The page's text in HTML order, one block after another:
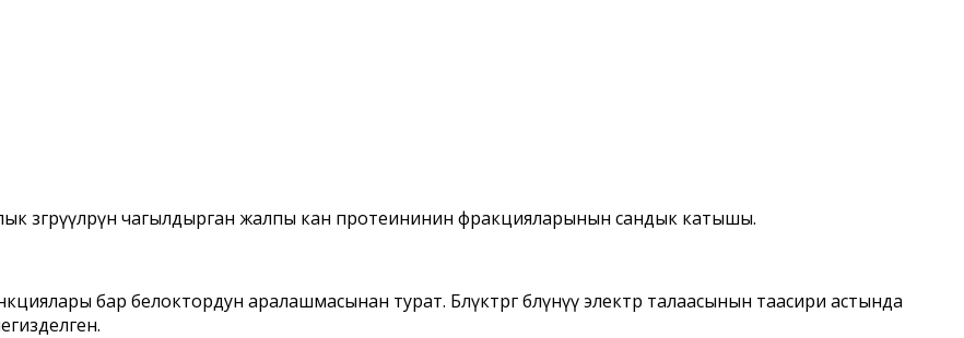
өзгөрүүлөрүн чагылдырган жалпы кан протеининин фракцияларынын сандык катышы.
бар белоктордун аралашмасынан турат. Бөлүктөргө бөлүнүү электр талаасынын таасири астында